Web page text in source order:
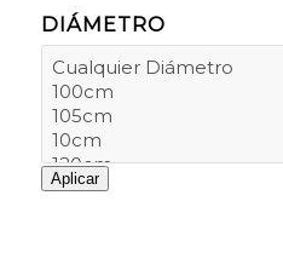
DIÁMETRO
Aplicar